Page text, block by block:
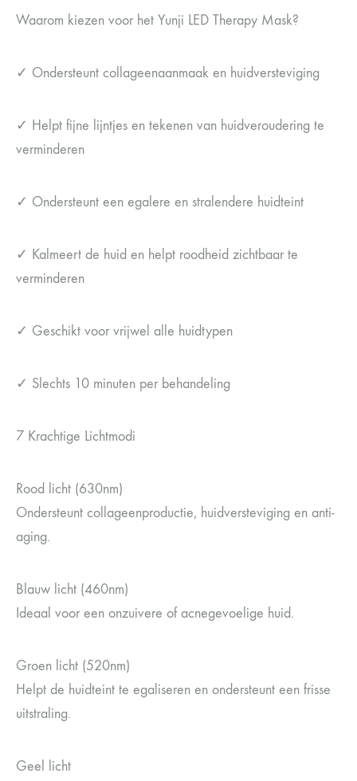
Waarom kiezen voor het Yunji LED Therapy Mask?
✓ Ondersteunt collageenaanmaak en huidversteviging
✓ Helpt fijne lijntjes en tekenen van huidveroudering te
verminderen
✓ Ondersteunt een egalere en stralendere huidteint
✓ Kalmeert de huid en helpt roodheid zichtbaar te
verminderen
✓ Geschikt voor vrijwel alle huidtypen
✓ Slechts 10 minuten per behandeling
7 Krachtige Lichtmodi
Rood licht (630nm)
Ondersteunt collageenproductie, huidversteviging en anti-
aging.
Blauw licht (460nm)
Ideaal voor een onzuivere of acnegevoelige huid.
Groen licht (520nm)
Helpt de huidteint te egaliseren en ondersteunt een frisse
uitstraling.
Geel licht